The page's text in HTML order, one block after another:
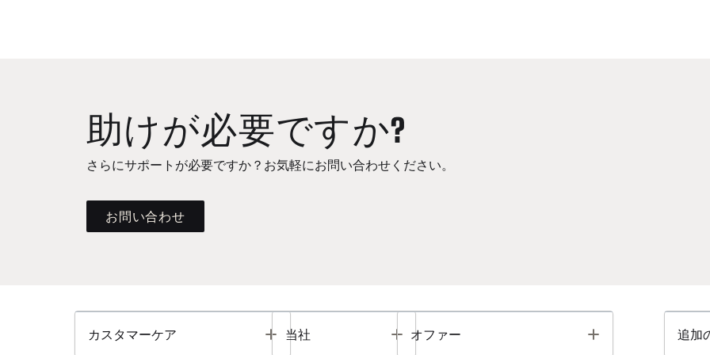
助けが必要ですか?
さらにサポートが必要ですか？お気軽にお問い合わせください。
お問い合わせ
カスタマーケア Toggle
当社 Toggle
オファー Toggle 追加